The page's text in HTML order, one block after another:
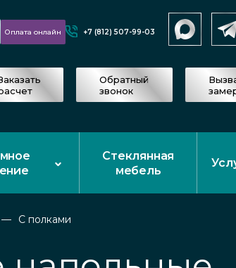
Оплата онлайн +7 (812) 507-99-03
Обратный
звонок
Стеклянная
мебель
С полками